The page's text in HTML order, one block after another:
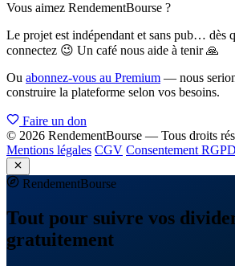
Vous aimez RendementBourse ?
Le projet est indépendant et sans pub… dès
connectez 😉 Un café nous aide à tenir 🙏
Ou abonnez-vous au Premium — nous
construire la plateforme selon vos besoins.
Faire un don
© 2026 RendementBourse — Tous droits
Mentions légales CGV Consentement RGPD
RendementBourse
Tout pour suivre vos
gratuitement